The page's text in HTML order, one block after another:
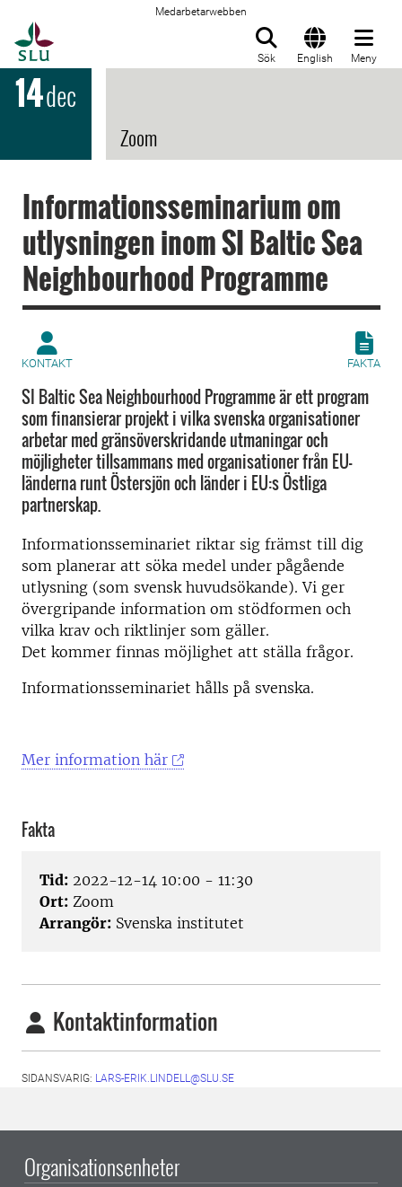
Medarbetarwebben
Sök English Meny
14dec
Zoom
Informationsseminarium om
utlysningen inom SI Baltic Sea
Neighbourhood Programme
KONTAKT FAKTA
SI Baltic Sea Neighbourhood Programme är ett program
som finansierar projekt i vilka svenska organisationer
arbetar med gränsöverskridande utmaningar och
möjligheter tillsammans med organisationer från EU-
länderna runt Östersjön och länder i EU:s Östliga
partnerskap.
Informationsseminariet riktar sig främst till dig
som planerar att söka medel under pågående
utlysning (som svensk huvudsökande). Vi ger
övergripande information om stödformen och
vilka krav och riktlinjer som gäller.
Det kommer finnas möjlighet att ställa frågor.
Informationsseminariet hålls på svenska.
Mer information här
Fakta
Tid: 2022-12-14 10:00 - 11:30
Ort: Zoom
Arrangör: Svenska institutet
Kontaktinformation
SIDANSVARIG: LARS-ERIK.LINDELL@SLU.SE
Organisationsenheter